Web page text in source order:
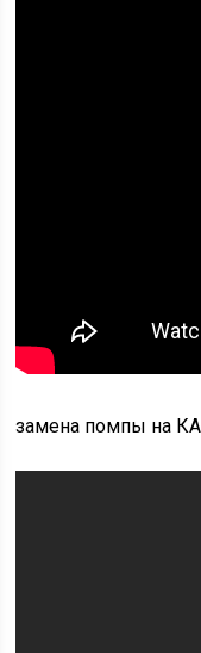
замена помпы на